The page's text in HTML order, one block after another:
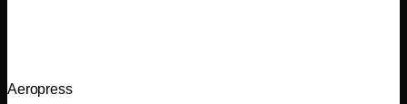
Aeropress